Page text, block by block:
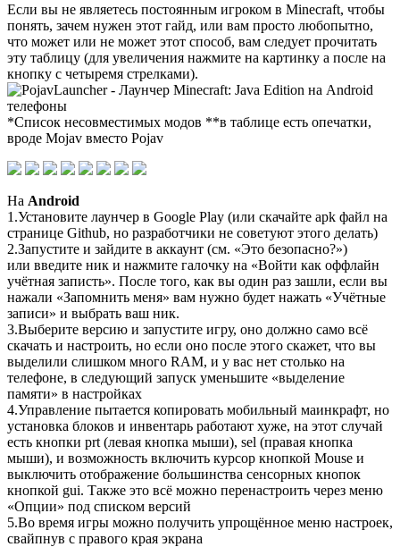
Если вы не являетесь постоянным игроком в Minecraft, чтобы
понять, зачем нужен этот гайд, или вам просто любопытно,
что может или не может этот способ, вам следует прочитать
эту таблицу (для увеличения нажмите на картинку а после на
кнопку с четыремя стрелками).
*Список несовместимых модов **в таблице есть опечатки,
вроде Mojav вместо Pojav
На Android
1.Установите лаунчер в Google Play (или скачайте apk файл на
странице Github, но разработчики не советуют этого делать)
2.Запустите и зайдите в аккаунт (см. «Это безопасно?»)
или введите ник и нажмите галочку на «Войти как оффлайн
учётная записть». После того, как вы один раз зашли, если вы
нажали «Запомнить меня» вам нужно будет нажать «Учётные
записи» и выбрать ваш ник.
3.Выберите версию и запустите игру, оно должно само всё
скачать и настроить, но если оно после этого скажет, что вы
выделили слишком много RAM, и у вас нет столько на
телефоне, в следующий запуск уменьшите «выделение
памяти» в настройках
4.Управление пытается копировать мобильный маинкрафт, но
установка блоков и инвентарь работают хуже, на этот случай
есть кнопки prt (левая кнопка мыши), sel (правая кнопка
мыши), и возможность включить курсор кнопкой Mouse и
выключить отображение большинства сенсорных кнопок
кнопкой gui. Также это всё можно перенастроить через меню
«Опции» под списком версий
5.Во время игры можно получить упрощённое меню настроек,
свайпнув с правого края экрана